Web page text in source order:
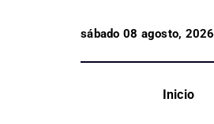
sábado 08 agosto, 2026
Inicio